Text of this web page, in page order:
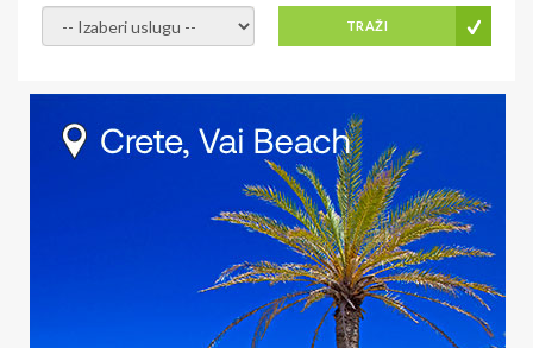
- Izaberite uslugu - TRAŽI